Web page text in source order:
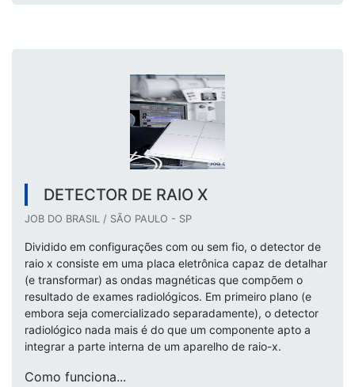
DETECTOR DE RAIO X
JOB DO BRASIL / SÃO PAULO - SP
Dividido em configurações com ou sem fio, o detector de
raio x consiste em uma placa eletrônica capaz de detalhar
(e transformar) as ondas magnéticas que compõem o
resultado de exames radiológicos. Em primeiro plano (e
embora seja comercializado separadamente), o detector
radiológico nada mais é do que um componente apto a
integrar a parte interna de um aparelho de raio-x.
Como funciona...